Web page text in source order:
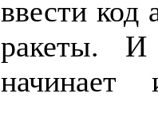
ввести код
ракеты. И